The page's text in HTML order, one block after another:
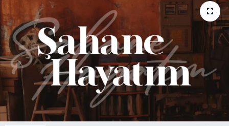
Sağlık
Savunma Sanayi
Seçim 2023
Spor
Teknoloji ve Bilim